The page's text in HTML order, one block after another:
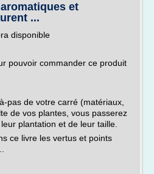
et
...
disponible
pouvoir commander ce produit
pas de votre carré (matériaux,
de vos plantes, vous passerez
plantation et de leur taille.
ce livre les vertus et points